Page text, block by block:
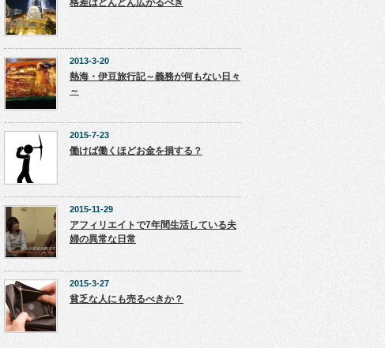
格差はどんどん広がるべき
2013-3-20
熱海・伊豆旅行記～義務が何もない日々
～
2015-7-23
働けば働くほどお金を損する？
2015-11-29
アフィリエイトで7年間生活している夫
婦の異常な日常
2015-3-27
貧乏な人にも売るべきか？